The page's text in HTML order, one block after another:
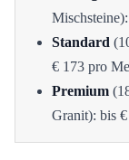
Standard
€ 173 pro
Premium
Granit): bis